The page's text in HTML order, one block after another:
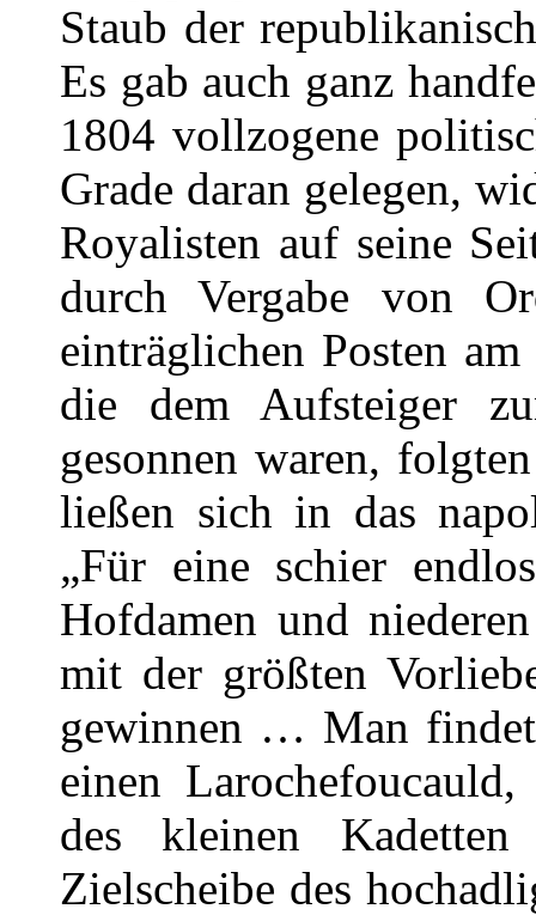
Staub der
Es gab auch ganz
1804 vollzogene
Grade daran gelegen,
Royalisten auf seine
durch Vergabe von
einträglichen Posten
die dem Aufsteiger
gesonnen waren,
ließen sich in das
„Für eine schier
Hofdamen und
mit der größten
gewinnen … Man
einen
des kleinen
Zielscheibe des